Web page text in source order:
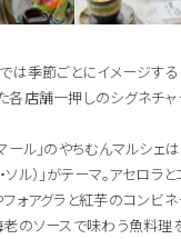
は季節ごとにイメージする
各店舗一押しのシグネチャ
ール」のやちむんマルシェ
ソル）」がテーマ。アセロラ
ォアグラと紅芋のコンビ
のソースで味わう魚料理